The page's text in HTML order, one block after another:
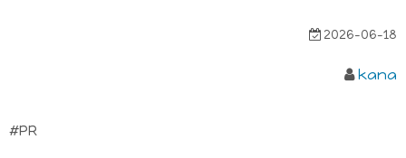
2026-06-18
kana
#PR